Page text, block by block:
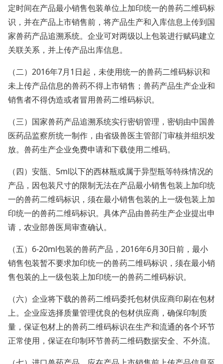
定时间在产品最小销售包装单位上加印统一的兽药二维码标
识，并在产品上市销售前，将产品生产和入库信息上传到国
家兽药产品追溯系统。企业可对两级以上包装进行赋码建立
关联关系，并上传产品出库信息。
（二）2016年7月1日起，未使用统一的兽药二维码标识和
未上传产品信息的兽药不得上市销售；兽药产品生产企业和
销售者不得伪造或者冒用兽药二维码标识。
（三）国家兽药产品追溯系统实行密钥管理，密钥由中国兽
医药品监察所统一制作，由省级兽医主管部门审核并组织发
放。兽药生产企业免费申请和下载使用二维码。
（四）安瓿、5ml以下的西林瓶或属于异型瓶等特殊情况的
产品，因包装尺寸的限制无法在产品最小销售包装上加印统
一的兽药二维码标识，须在最小销售包装的上一级包装上加
印统一的兽药二维码标识。具体产品由兽药生产企业提出申
请，农业部兽医局审查确认。
（五）6-20ml包装的兽药产品，2016年6月30日前，最小
销售包装暂不要求加印统一的兽药二维码标识，须在最小销
售包装的上一级包装上加印统一的兽药二维码标识。
（六）企业将下载的兽药二维码委托包材供应商印刷在包材
上。企业应选择质量管理优良的包材供应商，确保印制质
量，保证包材上的兽药二维码标识在生产和流通的各个环节
正常使用，保证在印制环节兽药二维码数据安全、不外流。